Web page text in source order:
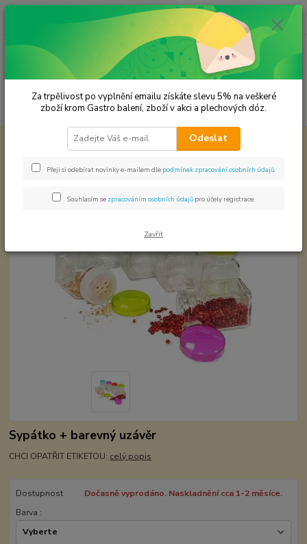
Menu
Hledat
ks
za 0,00 Kč
Plechové dózy - kořenky Kořenka sklo obsah 150 ml.
Kořenka sklo obsah 150 ml.
Sypátko + barevný uzávěr
CHCI OPATŘIT ETIKETOU: celý popis
Dostupnost
Dočasně vyprodáno. Naskladnění cca 1-2 měsíce.
Barva :
Za trpělivost po vyplnění emailu získáte slevu 5% na veškeré
zboží krom Gastro balení, zboží v akci a plechových dóz.
Odeslat
Přeji si odebírat novinky e-mailem dle podmínek zpracování osobních údajů
Souhlasím se zpracováním osobních údajů pro účely registrace.
Zavřít